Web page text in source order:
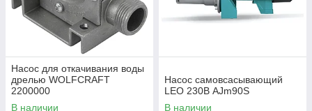
Насос для откачивания воды
дрелью WOLFCRAFT
2200000
В наличии
Насос самовсасывающий
LEO 230В AJm90S
В наличии